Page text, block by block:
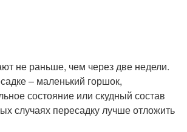
не раньше, чем через две недели.
– маленький горшок,
состояние или скудный состав
случаях пересадку лучше отложить